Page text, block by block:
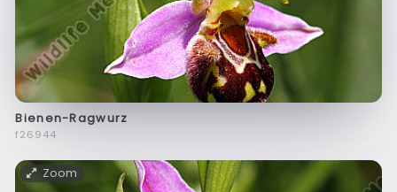
Bienen-Ragwurz
f26944
Zoom